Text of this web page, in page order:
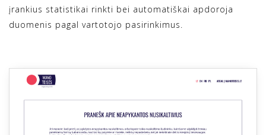
įrankius statistikai rinkti bei automatiškai apdoroja
duomenis pagal vartotojo pasirinkimus.